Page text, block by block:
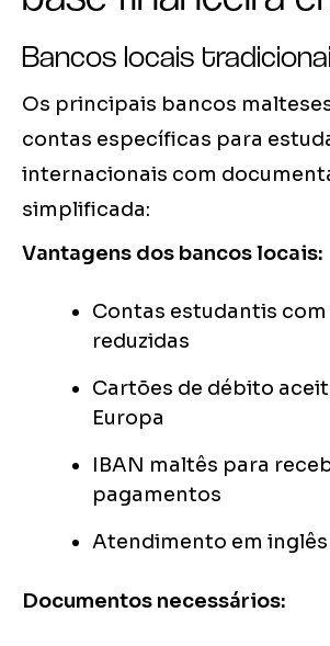
Bancos locais
Os principais bancos
contas específicas para
internacionais com
simplificada:
Vantagens dos bancos locais:
Contas estudantis com
reduzidas
Cartões de débito
Europa
IBAN maltês para
pagamentos
Atendimento em inglês
Documentos necessários: